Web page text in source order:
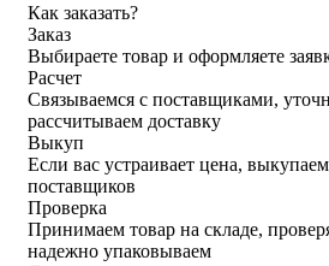
Как заказать?
Заказ
Выбираете товар и оформляете
Расчет
Связываемся с поставщиками,
рассчитываем доставку
Выкуп
Если вас устраивает цена,
поставщиков
Проверка
Принимаем товар на складе,
надежно упаковываем